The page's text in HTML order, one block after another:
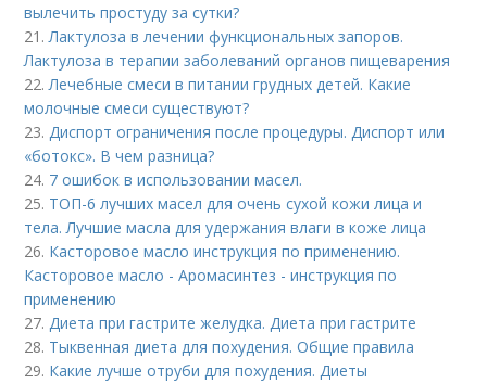
вылечить простуду за сутки?
21.Лактулоза в лечении функциональных запоров.
Лактулоза в терапии заболеваний органов пищеварения
22.Лечебные смеси в питании грудных детей. Какие
молочные смеси существуют?
23.Диспорт ограничения после процедуры. Диспорт или
«ботокс». В чем разница?
24. 7 ошибок в использовании масел.
25. ТОП-6 лучших масел для очень сухой кожи лица и
тела. Лучшие масла для удержания влаги в коже лица
26. Касторовое масло инструкция по применению.
Касторовое масло - Аромасинтез - инструкция по
применению
27.Диета при гастрите желудка. Диета при гастрите
28. Тыквенная диета для похудения. Общие правила
29. Какие лучше отруби для похудения. Диеты